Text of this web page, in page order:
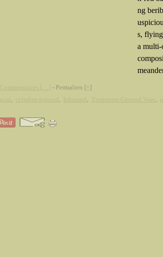
ng
s,
a multi-
- Permalien [ ]
, , , ,